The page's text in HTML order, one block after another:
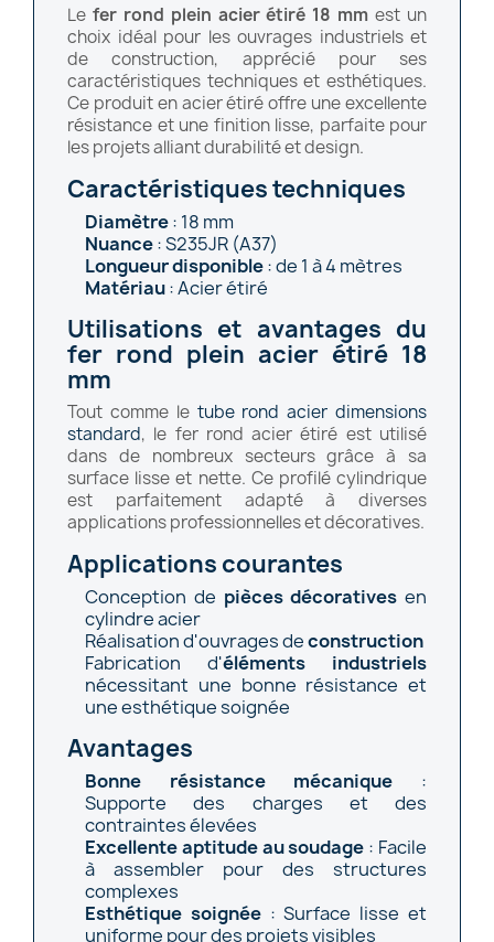
Le fer rond plein acier étiré 18 mm est un
choix idéal pour les ouvrages industriels et
de construction, apprécié pour ses
caractéristiques techniques et esthétiques.
Ce produit en acier étiré offre une excellente
résistance et une finition lisse, parfaite pour
les projets alliant durabilité et design.
Caractéristiques techniques
Diamètre: 18 mm
Nuance: S235JR (A37)
Longueur disponible: de 1 à 4 mètres
Matériau: Acier étiré
Utilisations et avantages du
fer rond plein acier étiré 18
mm
Tout comme le tube rond acier dimensions
standard, le fer rond acier étiré est utilisé
dans de nombreux secteurs grâce à sa
surface lisse et nette. Ce profilé cylindrique
est parfaitement adapté à diverses
applications professionnelles et décoratives.
Applications courantes
Conception de pièces décoratives en
cylindre acier
Réalisation d'ouvrages deconstruction
Fabrication d'éléments industriels
nécessitant une bonne résistance et
une esthétique soignée
Avantages
Bonne résistance mécanique :
Supporte des charges et des
contraintes élevées
Excellente aptitude au soudage : Facile
à assembler pour des structures
complexes
Esthétique soignée: Surface lisse et
uniforme pour des projets visibles